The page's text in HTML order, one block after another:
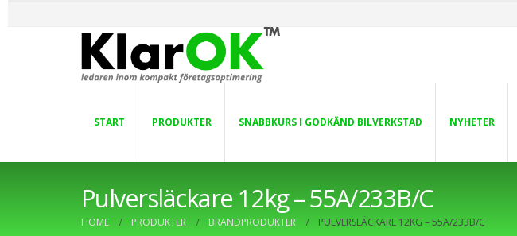
START PRODUKTER SNABBKURS I GODKÄND BILVERKSTAD NYHETER
Pulversläckare 12kg – 55A/233B/C
HOME PRODUKTER BRANDPRODUKTER PULVERSLÄCKARE 12KG – 55A/233B/C